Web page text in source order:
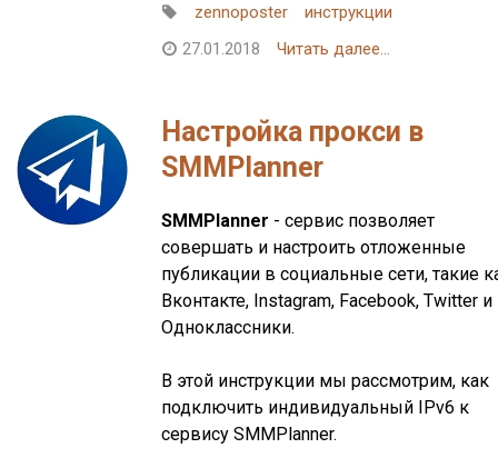
zennoposter
инструкции
27.01.2018
Читать далее...
Настройка прокси в
SMMPlanner
SMMPlanner - сервис позволяет
совершать и настроить отложенные
публикации в социальные сети, такие
Вконтакте, Instagram, Facebook, Twitter и
Одноклассники.
В этой инструкции мы рассмотрим, как
подключить индивидуальный IPv6 к
сервису SMMPlanner.